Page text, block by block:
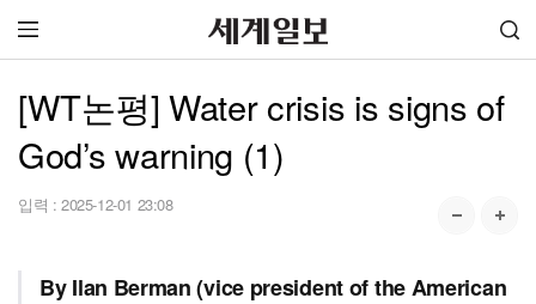
[WT논평] Water crisis is signs of
God’s warning (1)
입력 : 2025-12-01 23:08
By Ilan Berman (vice president of the American